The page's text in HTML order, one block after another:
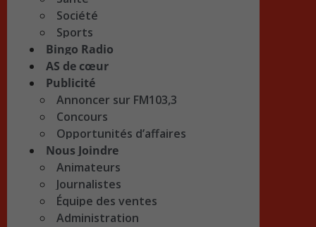
Société
Sports
Bingo Radio
AS de cœur
Publicité
Annoncer sur FM103,3
Concours
Opportunités d’affaires
Nous Joindre
Animateurs
Journalistes
Équipe des ventes
Administration